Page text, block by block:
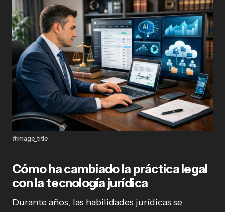
#image_title
Cómo ha cambiado la práctica legal
con la tecnología jurídica
Durante años, las habilidades jurídicas se